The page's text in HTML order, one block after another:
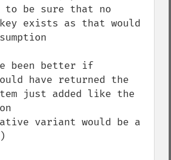
to be sure that no
exists as that would
been better if
have returned the
just added like the
variant would be a